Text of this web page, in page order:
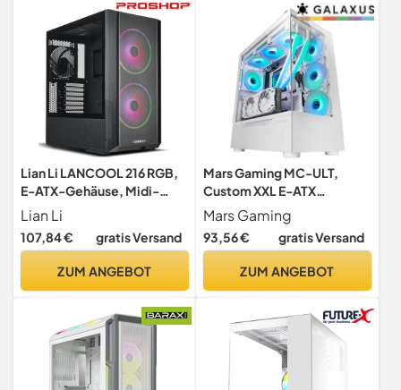
Lian Li LANCOOL 216 RGB,
E-ATX-Gehäuse, Midi-
Tower - schwarz
Lian Li
107,84 € gratis Versand
ZUM ANGEBOT
Mars Gaming MC-ULT,
Custom XXL E-ATX
Gaming-Gehäuse, Dual 90°
Rahmenloses Gehärtetes
Glas + Seitentür, Volle
mit Dual Vertical Chamber
Mars Gaming
93,56 € gratis Versand
ZUM ANGEBOT